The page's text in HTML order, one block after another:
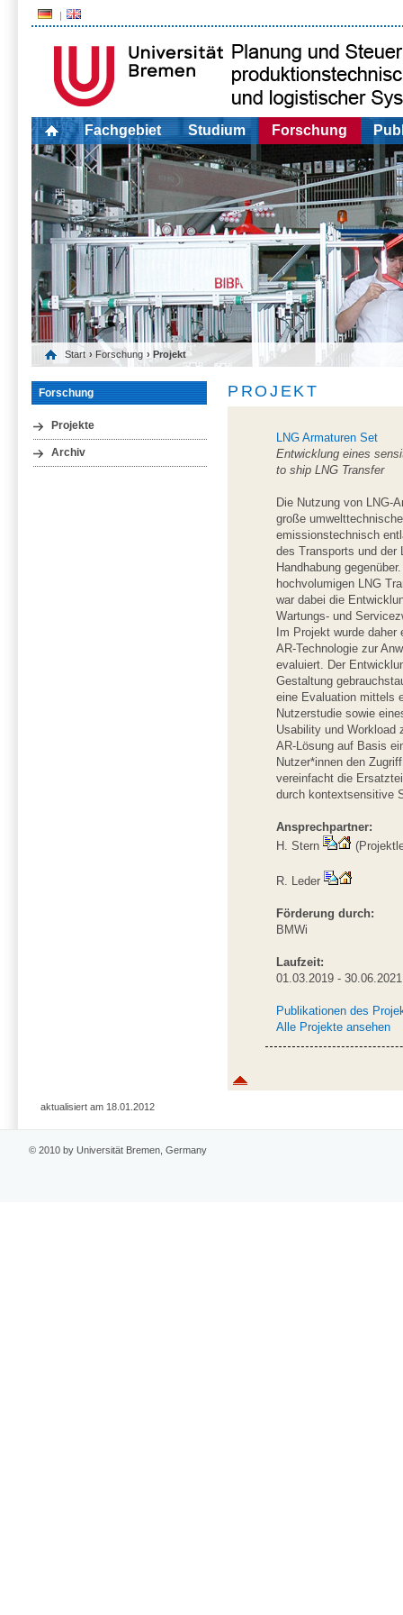
Fachgebiet Studium Forschung
Start › Forschung › Projekt
Forschung
Projekte
Archiv
PROJEKT
LNG Armaturen Set
Entwicklung eines
to ship LNG Transfer
Die Nutzung von LNG-
große
emissionstechnisch
des Transports und der
Handhabung
hochvolumigen LNG
war dabei die
Wartungs- und
Im Projekt wurde
AR-Technologie zur
evaluiert. Der
Gestaltung
eine Evaluation mittels
Nutzerstudie sowie
Usability und Workload
AR-Lösung auf Basis
Nutzer*innen den
vereinfacht die
durch kontextsensitive
Ansprechpartner:
H. Stern
R. Leder
Förderung durch:
BMWi
Laufzeit:
01.03.2019 - 30.06.2021
Publikationen des
Alle Projekte ansehen
aktualisiert am 18.01.2012
© 2010 by Universität Bremen, Germany